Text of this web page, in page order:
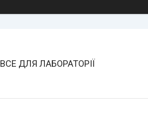
ВСЕ ДЛЯ ЛАБОРАТОРІЇ